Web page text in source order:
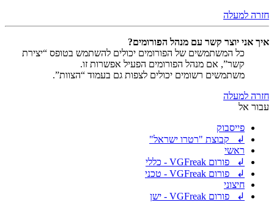
חזרה למעלה
איך אני יוצר קשר עם מנהל הפורומים?
כל המשתמשים של הפורומים יכולים להשתמש בטופס “יצירת
קשר”, אם מנהל הפורומים הפעיל אפשרות זו.
משתמשים רשומים יכולים לצפות גם בעמוד “הצוות”.
חזרה למעלה
עבור אל
פייסבוק
↲ קבוצת "רטרו ישראל"
ראשי
↲ פורום VGFreak - כללי
↲ פורום VGFreak - טכני
חיצוני
↲ פורום VGFreak - ישן